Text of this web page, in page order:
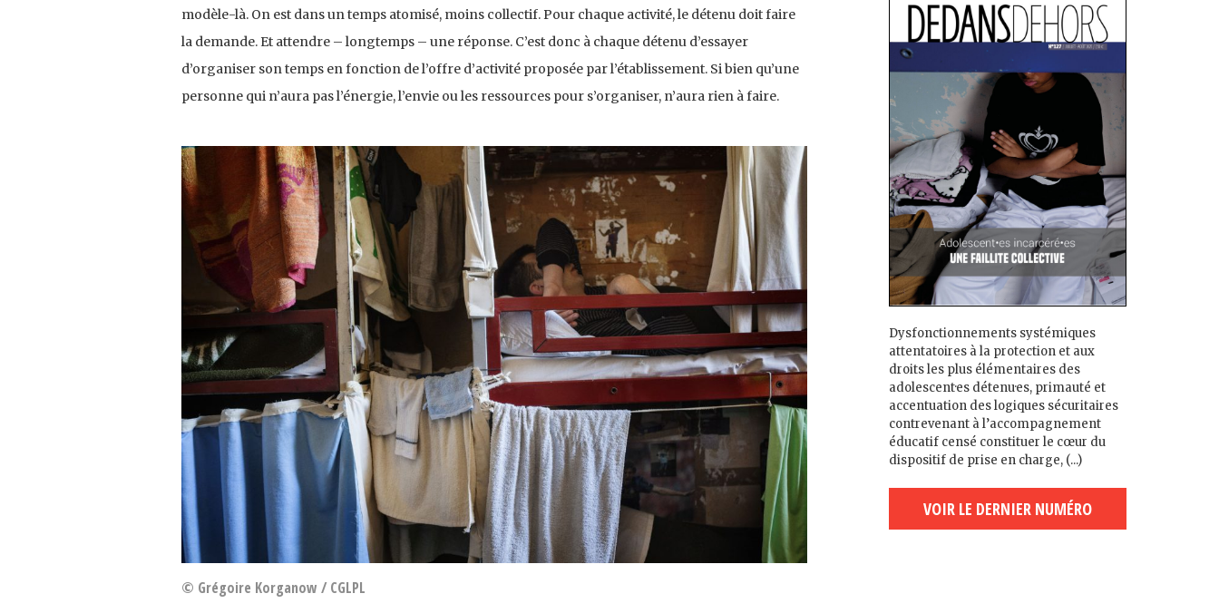
modèle-là. On est dans un temps atomisé, moins collectif. Pour chaque activité, le détenu doit faire
la demande. Et attendre – longtemps – une réponse. C’est donc à chaque détenu d’essayer
d’organiser son temps en fonction de l’offre d’activité proposée par l’établissement. Si bien qu’une
personne qui n’aura pas l’énergie, l’envie ou les ressources pour s’organiser, n’aura rien à faire.
© Grégoire Korganow / CGLPL
Dysfonctionnements systémiques
attentatoires à la protection et aux
droits les plus élémentaires des
adolescent·es détenu·es, primauté et
accentuation des logiques sécuritaires
contrevenant à l’accompagnement
éducatif censé constituer le cœur du
dispositif de prise en charge, (...)
VOIR LE DERNIER NUMÉRO